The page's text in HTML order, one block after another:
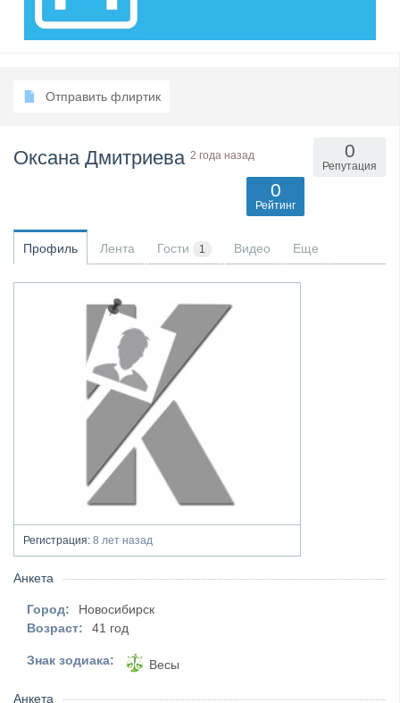
Отправить флиртик
Оксана Дмитриева 2 года назад 0
Репутация
0
Рейтинг
Профиль Лента Гости 1 Видео Еще
Регистрация: 8 лет назад
Анкета
Город:
Новосибирск
Возраст:
41 год
Знак зодиака: Весы
Анкета